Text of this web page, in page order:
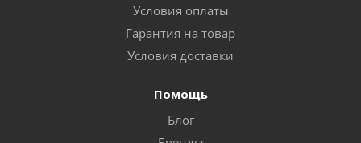
Условия оплаты
Гарантия на товар
Условия доставки
Помощь
Блог